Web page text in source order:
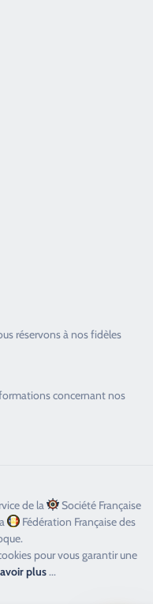
réservons à nos fidèles
concernant nos
de la
Société Française
Fédération Française des
pour vous garantir une
plus...